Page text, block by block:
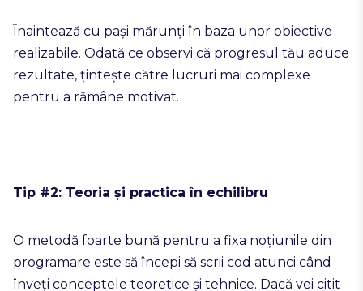
Înaintează cu pași mărunți în baza unor obiective
realizabile. Odată ce observi că progresul tău aduce
rezultate, țintește către lucruri mai complexe
pentru a rămâne motivat.
Tip #2: Teoria și practica în echilibru
O metodă foarte bună pentru a fixa noțiunile din
programare este să începi să scrii cod atunci când
înveți conceptele teoretice și tehnice. Dacă vei citit